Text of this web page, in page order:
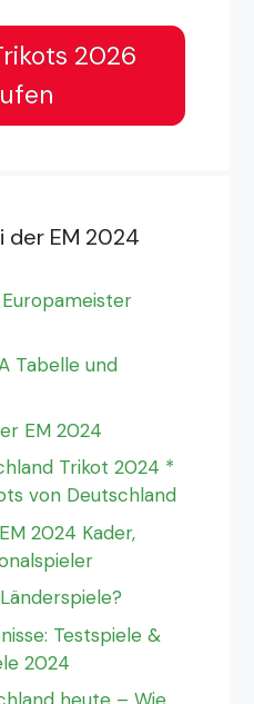
2026
der EM 2024
Tabelle und
EM 2024
Trikot 2024 *
von Deutschland
2024 Kader,
Testspiele &
2024